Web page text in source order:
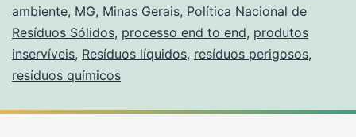
ambiente, MG, Minas Gerais, Política Nacional de
Resíduos Sólidos, processo end to end, produtos
inservíveis, Resíduos líquidos, resíduos perigosos,
resíduos químicos